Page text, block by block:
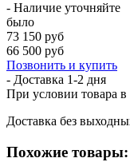
- Наличие уточняйте
было
73 150 руб
66 500 руб
Позвонить и купить
- Доставка 1-2 дня
При условии товара
Доставка без
Похожие товары: